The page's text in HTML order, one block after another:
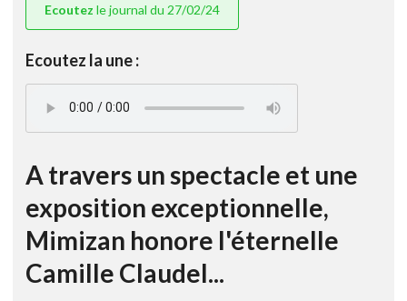
Ecoutez le journal du 27/02/24
Ecoutez la une :
A travers un spectacle et une
exposition exceptionnelle,
Mimizan honore l'éternelle
Camille Claudel...